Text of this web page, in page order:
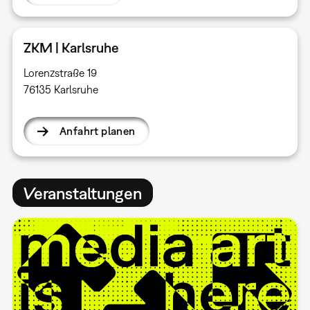
ZKM | Karlsruhe
Lorenzstraße 19
76135 Karlsruhe
Anfahrt planen
Veranstaltungen